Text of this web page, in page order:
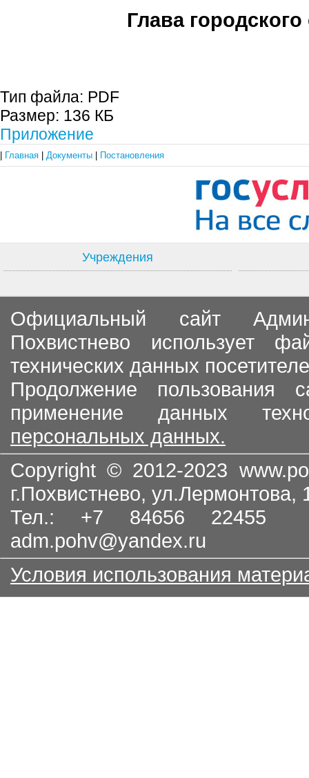
Глава городского
Тип файла: PDF
Размер: 136 КБ
Приложение
Главная Документы Постановления
Учреждения
Официальный сайт
Похвистнево использует
технических данных
Продолжение пользования
применение данных
персональных данных.
Copyright © 2012-2023
г.Похвистнево, ул.Лермонтова,
Тел.: +7 84656
adm.pohv@yandex.ru
Условия использования